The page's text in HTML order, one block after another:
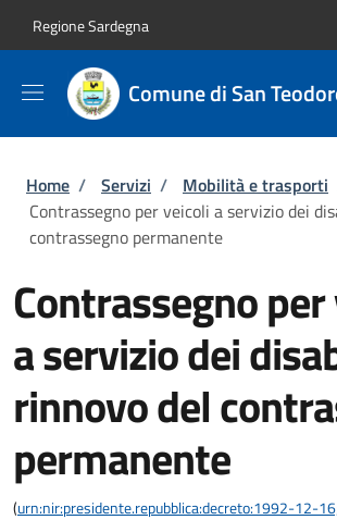
Regione Sardegna
Comune di San
Briciole di pane
Home / Servizi / Mobilità e trasporti
Contrassegno per veicoli a servizio dei
contrassegno permanente
Contrassegno
a servizio dei
rinnovo del
permanente
(urn:nir:presidente.repubblica:decreto:1992-12-